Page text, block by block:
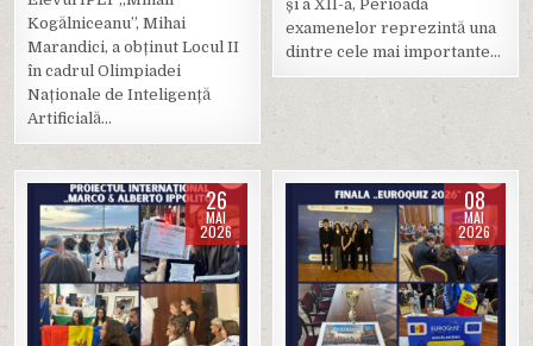
Kogălniceanu”, Mihai
Marandici, a obținut Locul II
în cadrul Olimpiadei
Naționale de Inteligență
Artificială…
și a XII-a, Perioada
examenelor reprezintă una
dintre cele mai importante…
26
MAI
2026
Posted
in
08
MAI
2026
Posted
in